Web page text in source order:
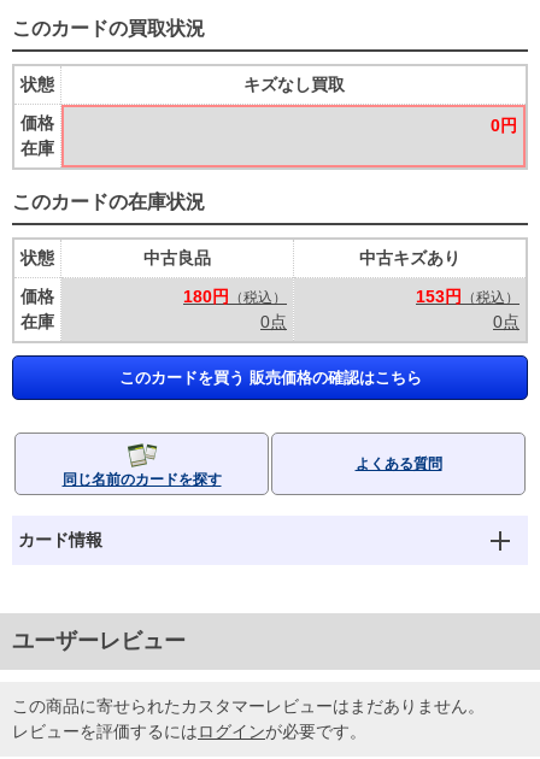
このカードの買取状況
状態
価格
在庫
キズなし買取
0円
このカードの在庫状況
状態
価格
在庫
中古良品
180円
（税込）
0点
中古キズあり
153円
（税込）
0点
このカードを買う 販売価格の確認はこちら
同じ名前のカードを探す
よくある質問
カード情報
ユーザーレビュー
この商品に寄せられたカスタマーレビューはまだありません。
レビューを評価するにはログインが必要です。